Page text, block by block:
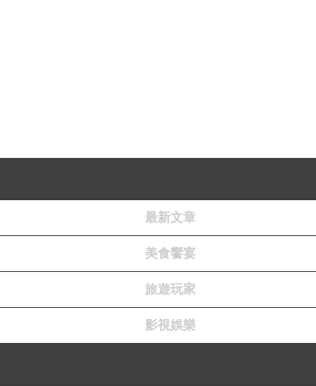
最新文章
美食饗宴
旅遊玩家
影視娛樂